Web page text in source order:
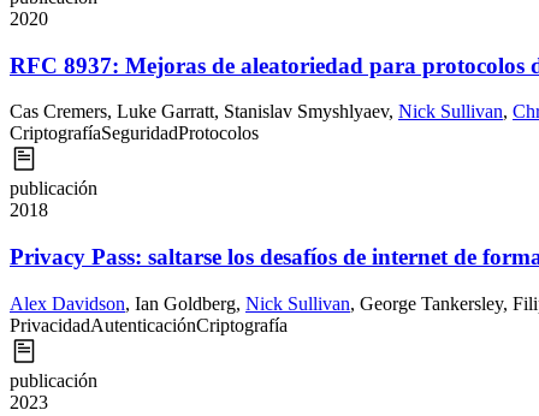
2020
RFC 8937: Mejoras de aleatoriedad para protocolos
Cas Cremers, Luke Garratt, Stanislav Smyshlyaev, Nick Sullivan,
CriptografíaSeguridadProtocolos
publicación
2018
Privacy Pass: saltarse los desafíos de internet de
Alex Davidson, Ian Goldberg, Nick Sullivan, George Tankersley,
PrivacidadAutenticaciónCriptografía
publicación
2023